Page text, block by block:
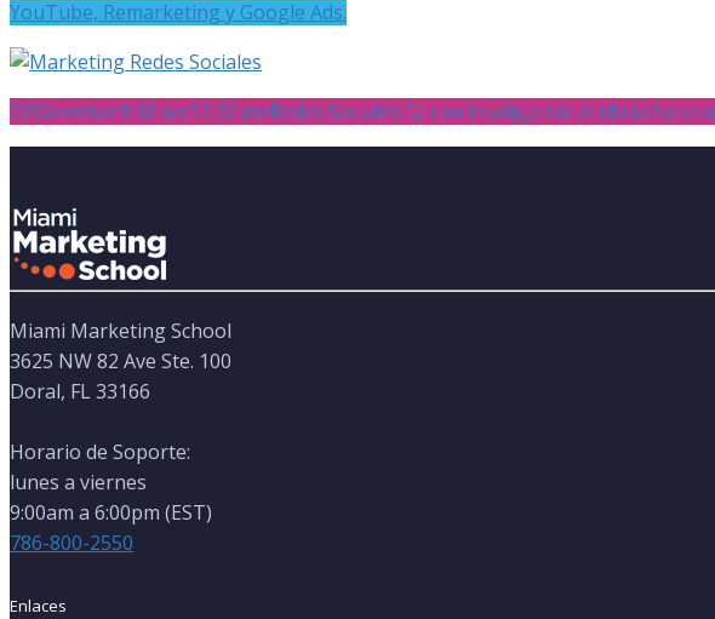
YouTube, Remarketing y Google Ads.
02Diciembre9:30 am12:30 pmRedes Sociales 🚀 con Inteligencia Artificial
Miami Marketing School
3625 NW 82 Ave Ste. 100
Doral, FL 33166
Horario de Soporte:
lunes a viernes
9:00am a 6:00pm (EST)
786-800-2550
Enlaces